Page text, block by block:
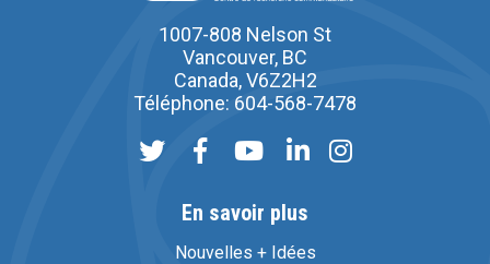
1007-808 Nelson St
Vancouver, BC
Canada, V6Z2H2
Téléphone: 604-568-7478
En savoir plus
Nouvelles + Idées